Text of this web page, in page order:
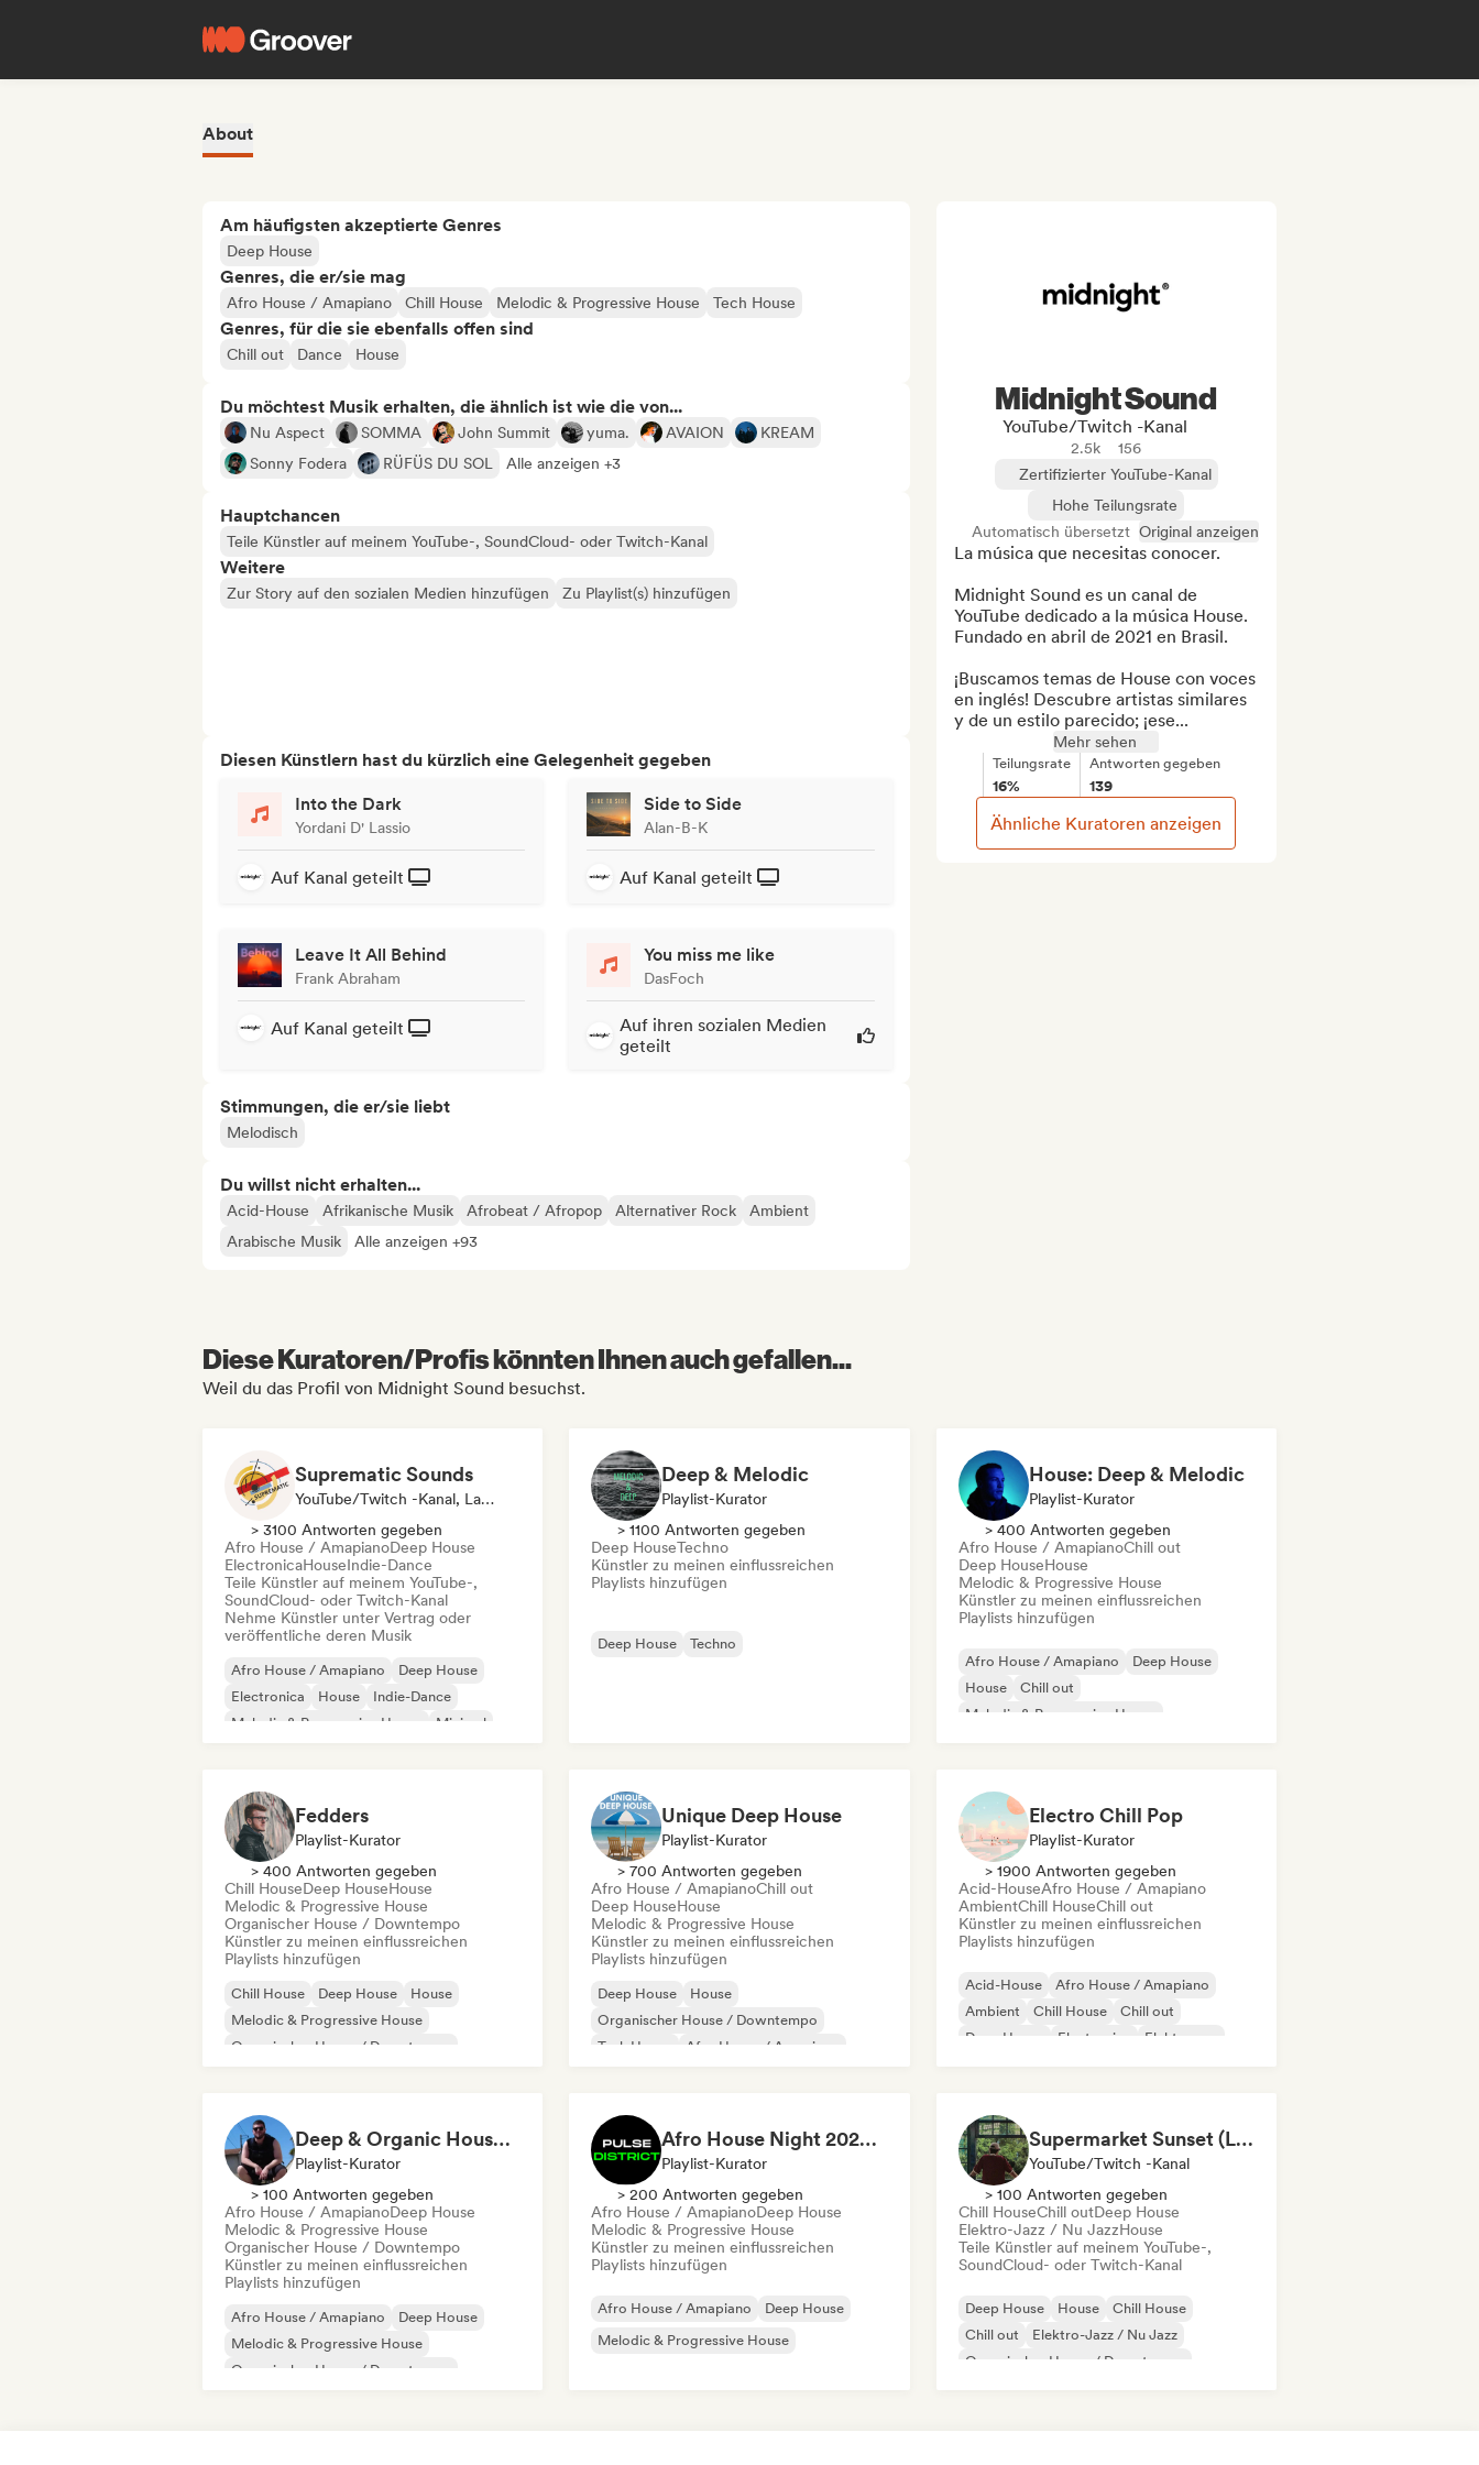
About
Am häufigsten akzeptierte Genres
Deep House
Genres, die er/sie mag
Afro House / Amapiano Chill House Melodic & Progressive House Tech House
Genres, für die sie ebenfalls offen sind
Chill out Dance House
Du möchtest Musik erhalten, die ähnlich ist wie die von...
Nu Aspect SOMMA John Summit yuma. AVAION
KREAM
Sonny Fodera
RÜFÜS DU SOL Alle anzeigen +3
Hauptchancen
Teile Künstler auf meinem YouTube-, SoundCloud- oder Twitch-Kanal
Weitere
Zur Story auf den sozialen Medien hinzufügen Zu Playlist(s) hinzufügen
Diesen Künstlern hast du kürzlich eine Gelegenheit gegeben
Into the Dark
Yordani D' Lassio
Auf Kanal geteilt
Side to Side
Alan-B-K
Auf Kanal geteilt
Leave It All Behind
Frank Abraham
Auf Kanal geteilt
You miss me like
DasFoch
Auf ihren sozialen Medien
geteilt
Stimmungen, die er/sie liebt
Melodisch
Du willst nicht erhalten...
Acid-House Afrikanische Musik Afrobeat / Afropop Alternativer Rock
Ambient
Arabische Musik
Alle anzeigen +93
Midnight Sound
YouTube/Twitch -Kanal
2.5k
156
Zertifizierter YouTube-Kanal
Hohe Teilungsrate
Automatisch übersetzt Original anzeigen
La música que necesitas conocer.
Midnight Sound es un canal de
YouTube dedicado a la música House.
Fundado en abril de 2021 en Brasil.
¡Buscamos temas de House con voces
en inglés! Descubre artistas similares
y de un estilo parecido; ¡ese...
Mehr sehen
Teilungsrate
16%
Antworten gegeben
139
Ähnliche Kuratoren anzeigen
Diese Kuratoren/Profis könnten Ihnen auch gefallen...
Weil du das Profil von Midnight Sound besuchst.
Suprematic Sounds
YouTube/Twitch -Kanal, Label
> 3100 Antworten gegeben
Afro House / AmapianoDeep House
ElectronicaHouseIndie-Dance
Teile Künstler auf meinem YouTube-,
SoundCloud- oder Twitch-Kanal
Nehme Künstler unter Vertrag oder
veröffentliche deren Musik
Afro House / Amapiano
Deep House
Electronica
House
Indie-Dance
Melodic & Progressive House
Minimal
Deep & Melodic
Playlist-Kurator
> 1100 Antworten gegeben
Deep HouseTechno
Künstler zu meinen einflussreichen
Playlists hinzufügen
Deep House Techno
House: Deep & Melodic
Playlist-Kurator
> 400 Antworten gegeben
Afro House / AmapianoChill out
Deep HouseHouse
Melodic & Progressive House
Künstler zu meinen einflussreichen
Playlists hinzufügen
Afro House / Amapiano
Deep House
House
Chill out
Melodic & Progressive House
Fedders
Playlist-Kurator
> 400 Antworten gegeben
Chill HouseDeep HouseHouse
Melodic & Progressive House
Organischer House / Downtempo
Künstler zu meinen einflussreichen
Playlists hinzufügen
Chill House Deep House
House
Melodic & Progressive House
Organischer House / Downtempo
Unique Deep House
Playlist-Kurator
> 700 Antworten gegeben
Afro House / AmapianoChill out
Deep HouseHouse
Melodic & Progressive House
Künstler zu meinen einflussreichen
Playlists hinzufügen
Deep House
House
Organischer House / Downtempo
Tech House
Afro House / Amapiano
Electro Chill Pop
Playlist-Kurator
> 1900 Antworten gegeben
Acid-HouseAfro House / Amapiano
AmbientChill HouseChill out
Künstler zu meinen einflussreichen
Playlists hinzufügen
Acid-House
Afro House / Amapiano
Ambient
Chill House
Chill out
Deep House
Electronica Elektropop
Deep & Organic House 2026 🍃 by Waroxe
Playlist-Kurator
> 100 Antworten gegeben
Afro House / AmapianoDeep House
Melodic & Progressive House
Organischer House / Downtempo
Künstler zu meinen einflussreichen
Playlists hinzufügen
Afro House / Amapiano
Deep House
Melodic & Progressive House
Organischer House / Downtempo
Afro House Night 2026 by Pulse District
Playlist-Kurator
> 200 Antworten gegeben
Afro House / AmapianoDeep House
Melodic & Progressive House
Künstler zu meinen einflussreichen
Playlists hinzufügen
Afro House / Amapiano
Deep House
Melodic & Progressive House
Supermarket Sunset (Lofi House)
YouTube/Twitch -Kanal
> 100 Antworten gegeben
Chill HouseChill outDeep House
Elektro-Jazz / Nu JazzHouse
Teile Künstler auf meinem YouTube-,
SoundCloud- oder Twitch-Kanal
Deep House House
Chill House
Chill out
Elektro-Jazz / Nu Jazz
Organischer House / Downtempo